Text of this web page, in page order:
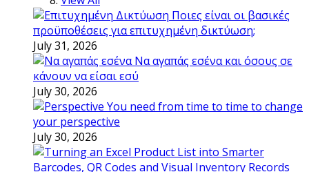
Ποιες είναι οι βασικές
προϋποθέσεις για επιτυχημένη δικτύωση;
July 31, 2026
Να αγαπάς εσένα και όσους σε
κάνουν να είσαι εσύ
July 30, 2026
You need from time to time to change
your perspective
July 30, 2026